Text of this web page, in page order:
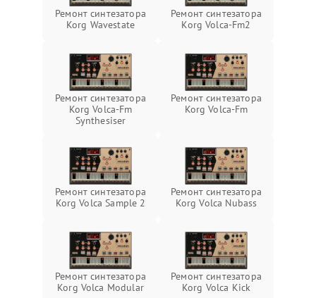
Ремонт синтезатора
Korg Wavestate
Ремонт синтезатора
Korg Volca-Fm2
Ремонт синтезатора
Korg Volca-Fm
Synthesiser
Ремонт синтезатора
Korg Volca-Fm
Ремонт синтезатора
Korg Volca Sample 2
Ремонт синтезатора
Korg Volca Nubass
Ремонт синтезатора
Korg Volca Modular
Ремонт синтезатора
Korg Volca Kick